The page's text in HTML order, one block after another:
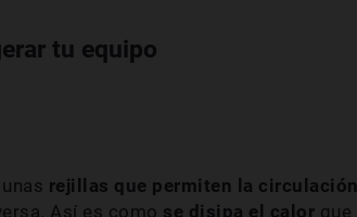
tu equipo
rejillas que permiten la circulación
Así es como se disipa el calor que